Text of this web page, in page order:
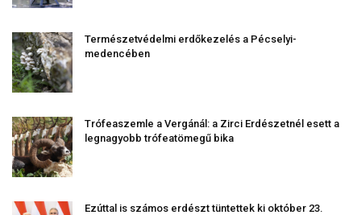
Természetvédelmi erdőkezelés a Pécselyi-
medencében
Trófeaszemle a Vergánál: a Zirci Erdészetnél esett a
legnagyobb trófeatömegű bika
Ezúttal is számos erdészt tüntettek ki október 23.